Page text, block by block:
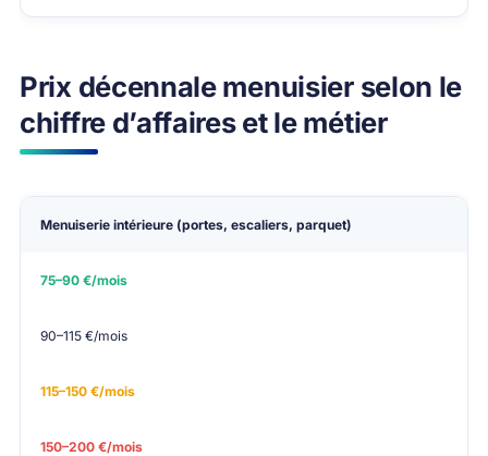
Prix décennale menuisier selon le
chiffre d’affaires et le métier
Activité principale CA < 50K€ CA 50–100K€
Menuiserie intérieure (portes, escaliers, parquet)
75–90 €/mois
90–115 €/mois
115–150 €/mois
150–200 €/mois